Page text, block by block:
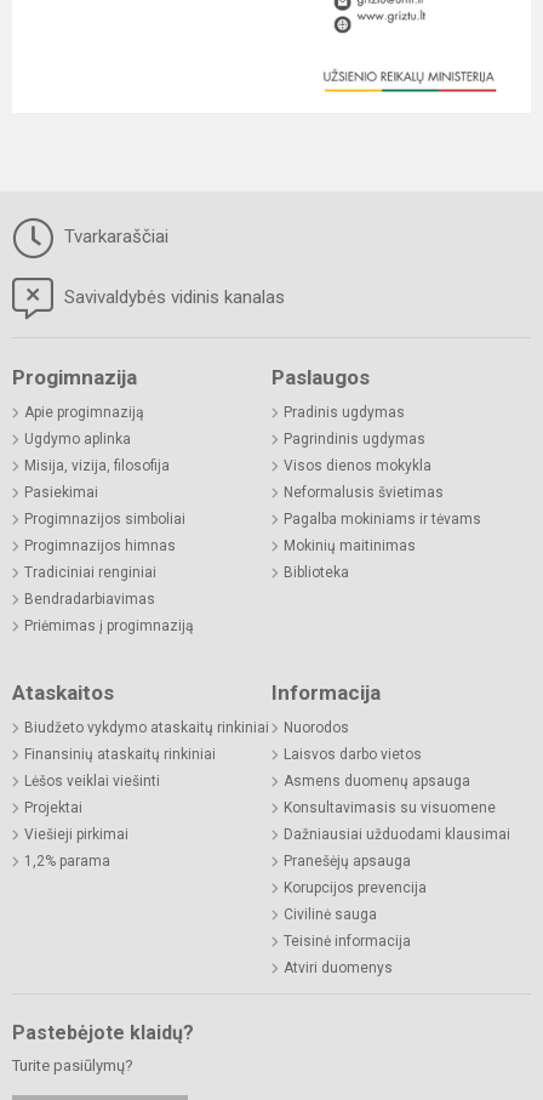
Tvarkaraščiai
Savivaldybės vidinis kanalas
Progimnazija
Apie progimnaziją
Ugdymo aplinka
Misija, vizija, filosofija
Pasiekimai
Progimnazijos simboliai
Progimnazijos himnas
Tradiciniai renginiai
Bendradarbiavimas
Priėmimas į progimnaziją
Paslaugos
Pradinis ugdymas
Pagrindinis ugdymas
Visos dienos mokykla
Neformalusis švietimas
Pagalba mokiniams ir tėvams
Mokinių maitinimas
Biblioteka
Ataskaitos
Biudžeto vykdymo ataskaitų rinkiniai
Finansinių ataskaitų rinkiniai
Lėšos veiklai viešinti
Projektai
Viešieji pirkimai
1,2% parama
Informacija
Nuorodos
Laisvos darbo vietos
Asmens duomenų apsauga
Konsultavimasis su visuomene
Dažniausiai užduodami klausimai
Pranešėjų apsauga
Korupcijos prevencija
Civilinė sauga
Teisinė informacija
Atviri duomenys
Pastebėjote klaidų?
Turite pasiūlymų?